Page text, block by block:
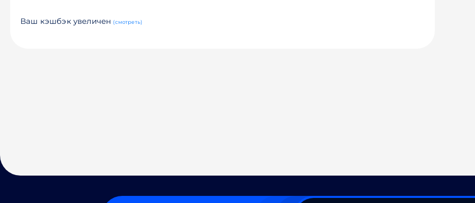
Ваш кэшбэк увеличен (смотреть)